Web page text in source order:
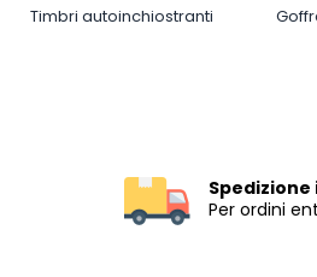
Timbri autoinchiostranti
Per ordini